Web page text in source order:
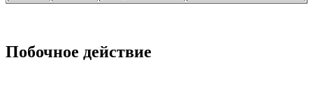
Побочное действие